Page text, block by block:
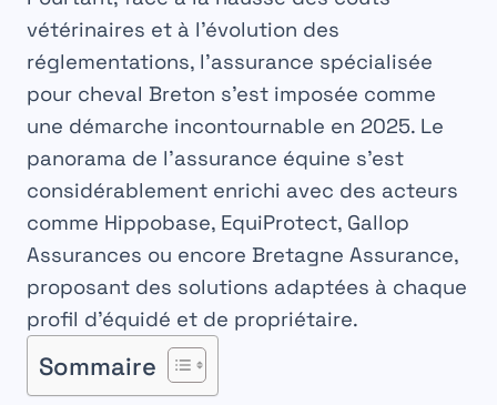
vétérinaires et à l’évolution des
réglementations, l’assurance spécialisée
pour cheval Breton s’est imposée comme
une démarche incontournable en 2025. Le
panorama de l’assurance équine s’est
considérablement enrichi avec des acteurs
comme Hippobase, EquiProtect, Gallop
Assurances ou encore Bretagne Assurance,
proposant des solutions adaptées à chaque
profil d’équidé et de propriétaire.
Sommaire